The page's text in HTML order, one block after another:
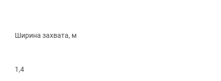
Ширина захвата, м
1,4